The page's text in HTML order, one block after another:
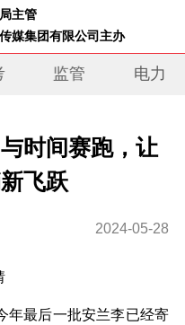
主管
媒集团有限公司主办
监管 电力
时间赛跑，让
飞跃
2024-05-28
最后一批安兰李已经寄